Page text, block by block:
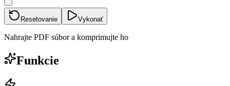
Resetovanie Vykonať
Nahrajte PDF súbor a komprimujte ho
Funkcie